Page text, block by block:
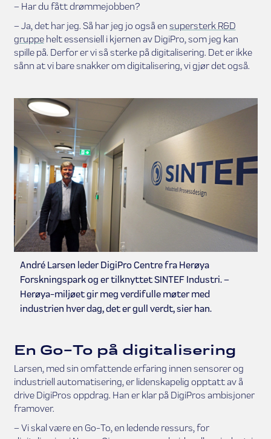
– Har du fått drømmejobben?
– Ja, det har jeg. Så har jeg jo også en supersterk R&D
gruppehelt essensiell i kjernen av DigiPro, som jeg kan
spille på. Derfor er vi så sterke på digitalisering. Det er ikke
sånn at vi bare snakker om digitalisering, vi gjør det også.
André Larsen leder DigiPro Centre fra Herøya
Forskningspark og er tilknyttet SINTEF Industri. –
Herøya-miljøet gir meg verdifulle møter med
industrien hver dag, det er gull verdt, sier han.
En Go-To på digitalisering
Larsen, med sin omfattende erfaring innen sensorer og
industriell automatisering, er lidenskapelig opptatt av å
drive DigiPros oppdrag. Han er klar på DigiPros ambisjoner
framover.
– Vi skal være en Go-To, en ledende ressurs, for